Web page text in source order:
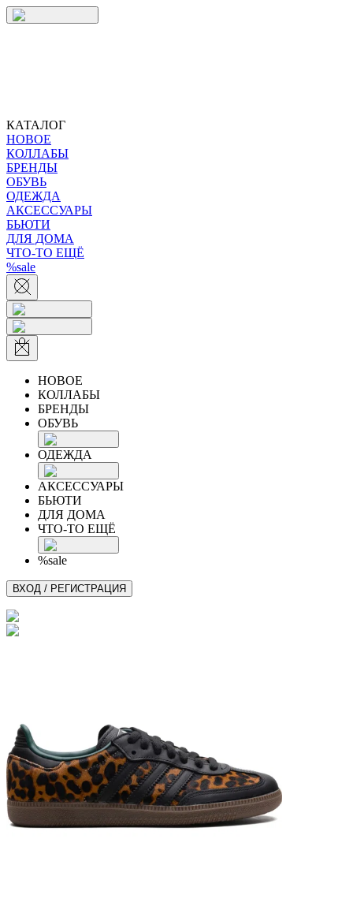
КАТАЛОГ
НОВОЕ
КОЛЛАБЫ
БРЕНДЫ
ОБУВЬ
ОДЕЖДА
АКСЕССУАРЫ
БЬЮТИ
ДЛЯ ДОМА
ЧТО-ТО ЕЩЁ
%sale
НОВОЕ
КОЛЛАБЫ
БРЕНДЫ
ОБУВЬ
ОДЕЖДА
АКСЕССУАРЫ
БЬЮТИ
ДЛЯ ДОМА
ЧТО-ТО ЕЩЁ
%sale
ВХОД / РЕГИСТРАЦИЯ